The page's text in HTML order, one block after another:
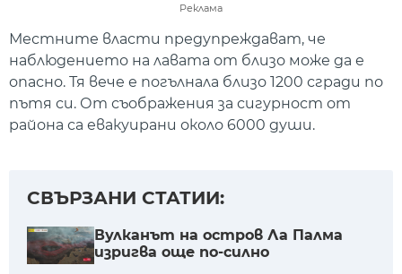
Реклама
Местните власти предупреждават, че
наблюдението на лавата от близо може да е
опасно. Тя вече е погълнала близо 1200 сгради по
пътя си. От съображения за сигурност от
района са евакуирани около 6000 души.
СВЪРЗАНИ СТАТИИ:
Вулканът на остров Ла Палма
изригва още по-силно